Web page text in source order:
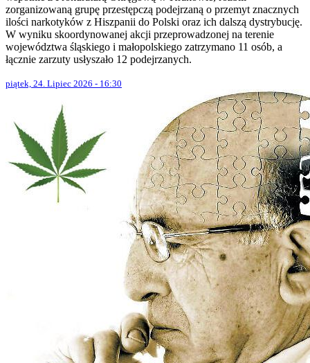
zorganizowaną grupę przestępczą podejrzaną o przemyt znacznych
ilości narkotyków z Hiszpanii do Polski oraz ich dalszą dystrybucję.
W wyniku skoordynowanej akcji przeprowadzonej na terenie
województwa śląskiego i małopolskiego zatrzymano 11 osób, a
łącznie zarzuty usłyszało 12 podejrzanych.
piątek, 24. Lipiec 2026 - 16:30